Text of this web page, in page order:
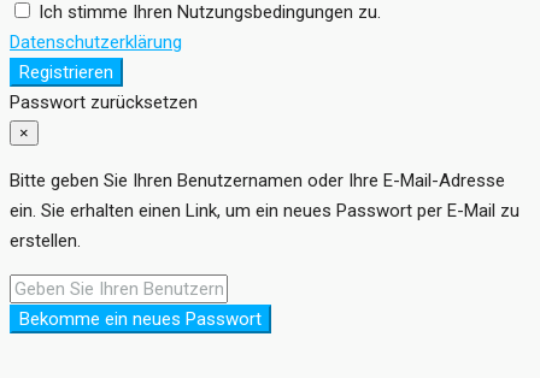
Ich stimme Ihren Nutzungsbedingungen zu.
Datenschutzerklärung
Registrieren
Passwort zurücksetzen
×
Bitte geben Sie Ihren Benutzernamen oder Ihre E-Mail-Adresse
ein. Sie erhalten einen Link, um ein neues Passwort per E-Mail zu
erstellen.
Bekomme ein neues Passwort